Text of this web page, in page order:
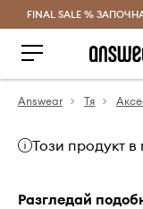
FINAL SALE %
Answear Тя
Този продукт
Разгледай